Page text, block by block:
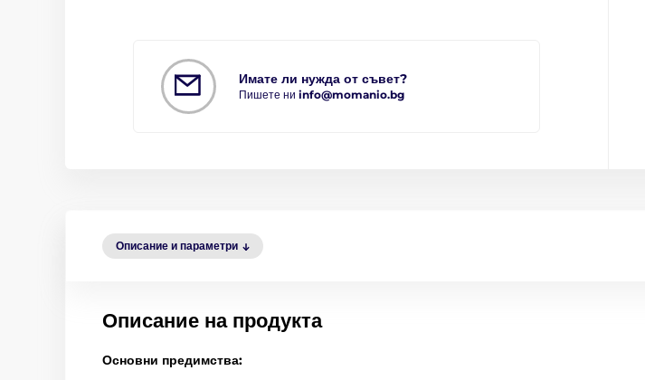
Имате ли нужда от съвет?
Пишете ни info@momanio.bg
Описание и параметри
Описание на продукта
Основни предимства: